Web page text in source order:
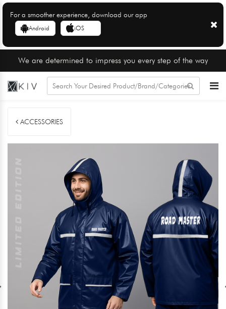
For a smoother experience, download our app
Android iOS
We are determined to impress you every step of the way
ACCESSORIES